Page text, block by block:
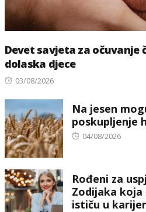
Devet savjeta za očuvanje
dolaska djece
Posted
03/08/2026
Na jesen
poskupljenje
Posted
04/08/2026
Rođeni za
Zodijaka koja
ističu u